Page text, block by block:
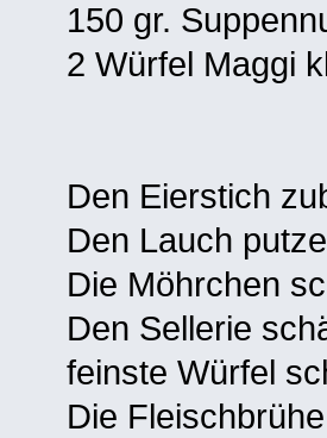
150 gr.
2 Würfel Maggi
Den Eierstich
Den Lauch
Die Möhrchen
Den Sellerie
feinste Würfel
Die